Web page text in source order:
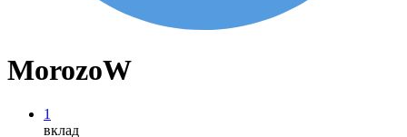
MorozoW
1
вклад